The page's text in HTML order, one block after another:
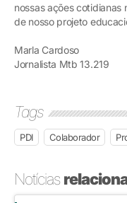
nossas ações
de nosso projeto
Marla Cardoso
Jornalista Mtb 13.219
Tags
PDI Colaborador
Notícias